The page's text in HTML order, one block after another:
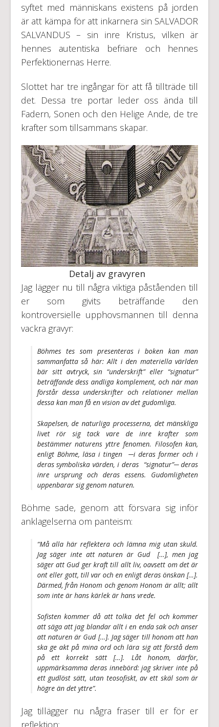
syftet med människans existens på jorden
är att kämpa för att inkarnera sin SALVADOR
SALVANDUS – sin inre Kristus, vilken är
hennes autentiska befriare och hennes
Perfektionernas Herre.
Slottet har tre ingångar för att få tillträde till
det. Dessa tre portar leder oss ända till
Fadern, Sonen och den Helige Ande, de tre
krafter som tillsammans skapar.
Detalj av gravyren
Jag lägger nu till några viktiga påståenden till
er som givits beträffande den
kontroversielle upphovsmannen till denna
vackra gravyr:
Böhmes tes som presenteras i boken kan man
sammanfatta så här: Allt i den materiella världen
bär sitt avtryck, sin “underskrift” eller “signatur”
beträffande dess andliga komplement, och när man
förstår dessa underskrifter och relationer mellan
dessa kan man få en vision av det gudomliga.
Skapelsen, de naturliga processerna, det mänskliga
livet rör sig tack vare de inre krafter som
bestämmer naturens yttre fenomen. Filosofen kan,
enligt Böhme, läsa i tingen ─i deras former och i
deras symboliska värden, i deras “signatur”─ deras
inre ursprung och deras essens. Gudomligheten
uppenbarar sig genom naturen.
Böhme sade, genom att försvara sig inför
anklagelserna om panteism:
“Må alla här reflektera och lämna mig utan skuld.
Jag säger inte att naturen är Gud […], men jag
säger att Gud ger kraft till allt liv, oavsett om det är
ont eller gott, till var och en enligt deras önskan […].
Därmed, från Honom och genom Honom är allt; allt
som inte är hans kärlek är hans vrede.
Sofisten kommer då att tolka det fel och kommer
att säga att jag blandar allt i en enda sak och anser
att naturen är Gud […]. Jag säger till honom att han
ska ge akt på mina ord och lära sig att förstå dem
på ett korrekt sätt […]. Låt honom, därför,
uppmärksamma deras innebörd: jag skriver inte på
ett gudlöst sätt, utan teosofiskt, av ett skäl som är
högre än det yttre”.
Jag tillägger nu några fraser till er för er
reflektion: